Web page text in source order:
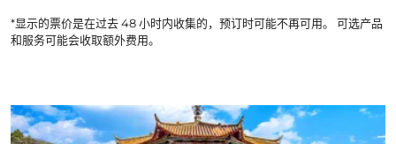
*显示的票价是在过去 48 小时内收集的，预订时可能不再可用。 可选产品
和服务可能会收取额外费用。